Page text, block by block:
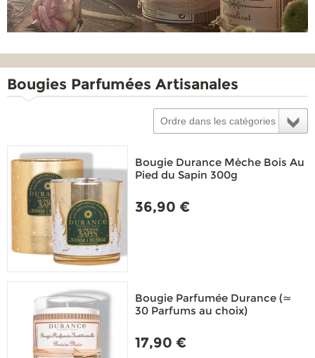
Bougies Parfumées Artisanales
Ordre dans les catégories
Bougie Durance Mèche Bois Au
Pied du Sapin 300g
36,90 €
Bougie Parfumée Durance (≃
30 Parfums au choix)
17,90 €